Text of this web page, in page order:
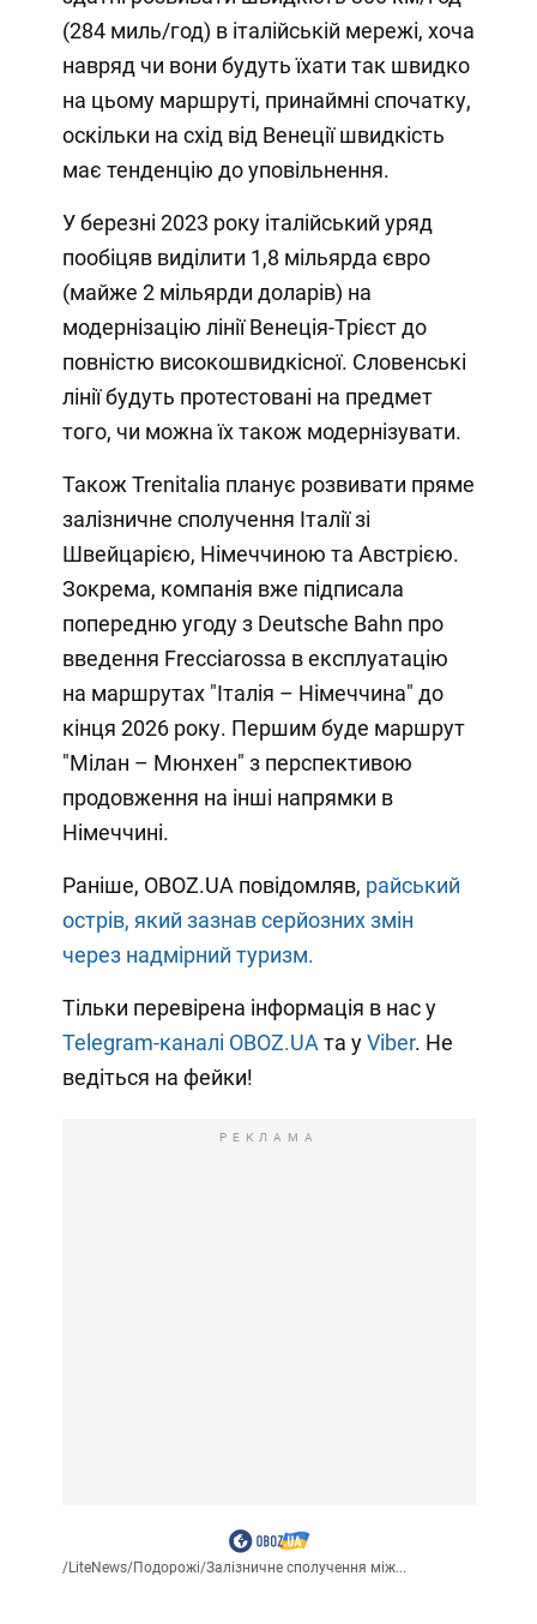
(284 миль/год) в італійській мережі, хоча
навряд чи вони будуть їхати так швидко
на цьому маршруті, принаймні спочатку,
оскільки на схід від Венеції швидкість
має тенденцію до уповільнення.
У березні 2023 року італійський уряд
пообіцяв виділити 1,8 мільярда євро
(майже 2 мільярди доларів) на
модернізацію лінії Венеція-Трієст до
повністю високошвидкісної. Словенські
лінії будуть протестовані на предмет
того, чи можна їх також модернізувати.
Також Trenitalia планує розвивати пряме
залізничне сполучення Італії зі
Швейцарією, Німеччиною та Австрією.
Зокрема, компанія вже підписала
попередню угоду з Deutsche Bahn про
введення Frecciarossa в експлуатацію
на маршрутах "Італія – Німеччина" до
кінця 2026 року. Першим буде маршрут
"Мілан – Мюнхен" з перспективою
продовження на інші напрямки в
Німеччині.
Раніше, OBOZ.UA повідомляв, райський
острів, який зазнав серйозних змін
через надмірний туризм.
Тільки перевірена інформація в нас у
Telegram-каналі OBOZ.UA та уViber. Не
ведіться на фейки!
РЕКЛАМА
/LiteNews/Подорожі/Залізничне сполучення між...